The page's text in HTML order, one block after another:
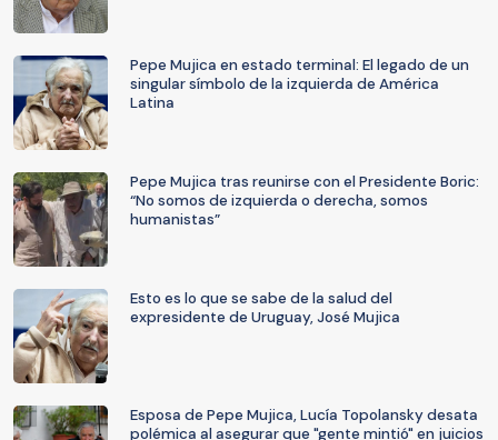
Pepe Mujica en estado terminal: El legado de un
singular símbolo de la izquierda de América
Latina
Pepe Mujica tras reunirse con el Presidente Boric:
“No somos de izquierda o derecha, somos
humanistas”
Esto es lo que se sabe de la salud del
expresidente de Uruguay, José Mujica
Esposa de Pepe Mujica, Lucía Topolansky desata
polémica al asegurar que "gente mintió" en juicios